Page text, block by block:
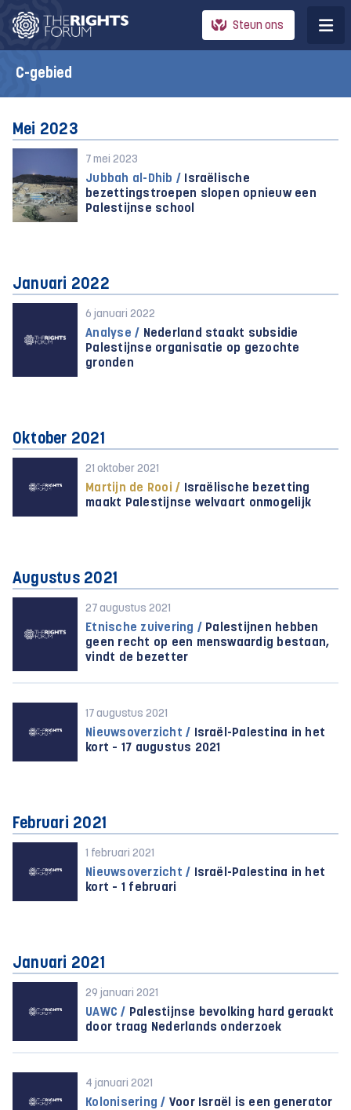
Steun ons
C-gebied
Mei 2023
7 mei 2023
Jubbah al-Dhib / Israëlische
bezettingstroepen slopen opnieuw een
Palestijnse school
Januari 2022
6 januari 2022
Analyse / Nederland staakt subsidie
Palestijnse organisatie op gezochte
gronden
Oktober 2021
21 oktober 2021
Martijn de Rooi / Israëlische bezetting
maakt Palestijnse welvaart onmogelijk
Augustus 2021
27 augustus 2021
Etnische zuivering / Palestijnen hebben
geen recht op een menswaardig bestaan,
vindt de bezetter
17 augustus 2021
Nieuwsoverzicht / Israël-Palestina in het
kort – 17 augustus 2021
Februari 2021
1 februari 2021
Nieuwsoverzicht / Israël-Palestina in het
kort – 1 februari
Januari 2021
29 januari 2021
UAWC / Palestijnse bevolking hard geraakt
door traag Nederlands onderzoek
4 januari 2021
Kolonisering / Voor Israël is een generator